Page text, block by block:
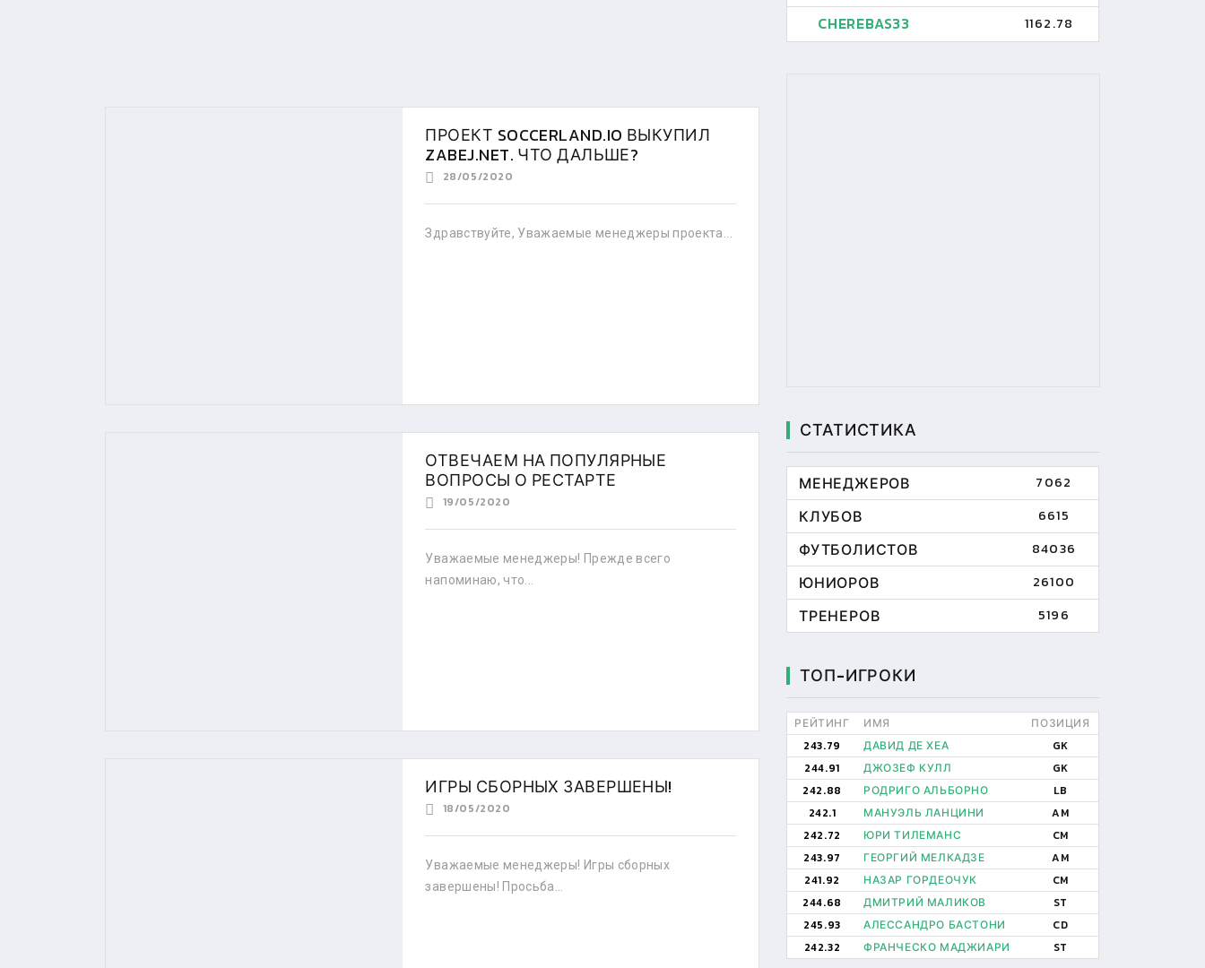
ПРОЕКТ SOCCERLAND.IO ВЫКУПИЛ
ZABEJ.NET. ЧТО ДАЛЬШЕ?
28/05/2020
Здравствуйте, Уважаемые менеджеры проекта...
ОТВЕЧАЕМ НА ПОПУЛЯРНЫЕ
ВОПРОСЫ О РЕСТАРТЕ
19/05/2020
Уважаемые менеджеры! Прежде всего
напоминаю, что...
ИГРЫ СБОРНЫХ ЗАВЕРШЕНЫ!
18/05/2020
Уважаемые менеджеры! Игры сборных
завершены! Просьба...
CHEREBAS33 1162.78
СТАТИСТИКА
МЕНЕДЖЕРОВ 7062
КЛУБОВ 6615
ФУТБОЛИСТОВ 84036
ЮНИОРОВ 26100
ТРЕНЕРОВ 5196
ТОП-ИГРОКИ
РЕЙТИНГ ИМЯ
ПОЗИЦИЯ
243.79
ДАВИД ДЕ ХЕА
GK
244.91
ДЖОЗЕФ КУЛЛ
GK
242.88
РОДРИГО АЛЬБОРНО
LB
242.1
МАНУЭЛЬ ЛАНЦИНИ
AM
242.72
ЮРИ ТИЛЕМАНС
CM
243.97
ГЕОРГИЙ МЕЛКАДЗЕ
AM
241.92
НАЗАР ГОРДЕОЧУК
CM
244.68
ДМИТРИЙ МАЛИКОВ
ST
245.93
АЛЕССАНДРО БАСТОНИ
CD
242.32
ФРАНЧЕСКО МАДЖИАРИ ST